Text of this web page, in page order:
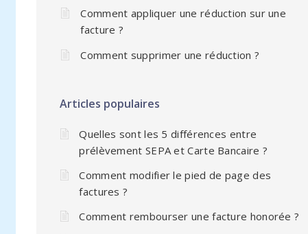
Comment appliquer une réduction sur une
facture ?
Comment supprimer une réduction ?
Articles populaires
Quelles sont les 5 différences entre
prélèvement SEPA et Carte Bancaire ?
Comment modifier le pied de page des
factures ?
Comment rembourser une facture honorée ?